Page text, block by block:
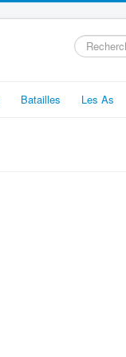
Rechercher
Batailles Les As